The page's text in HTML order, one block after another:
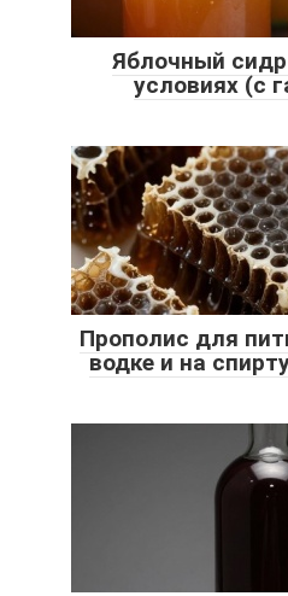
Яблочный
условиях (с
Прополис для
водке и на